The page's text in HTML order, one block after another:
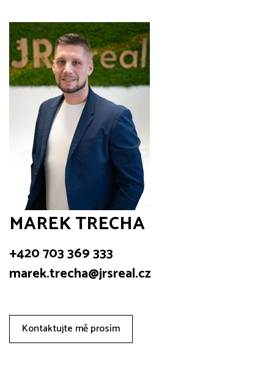
MAREK TRECHA
+420 703 369 333
marek.trecha@jrsreal.cz
Kontaktujte mě prosím